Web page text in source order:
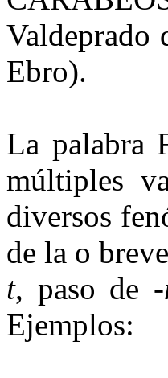
Valdeprado
Ebro).
La palabra
múltiples
diversos
de la o
t, paso de
Ejemplos: